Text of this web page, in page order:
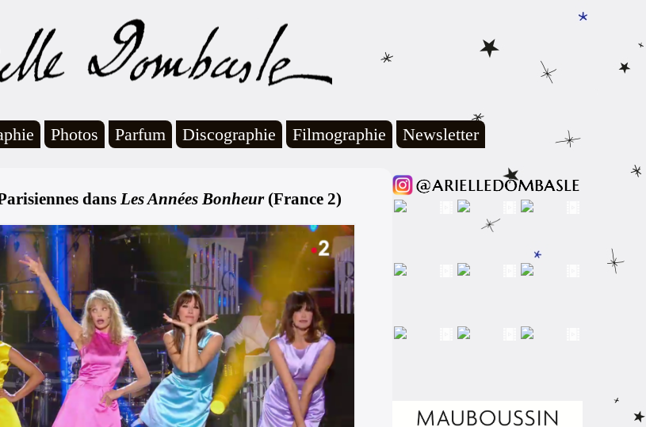
Photos Parfum Discographie Filmographie Newsletter
dans Les Années Bonheur(France 2)